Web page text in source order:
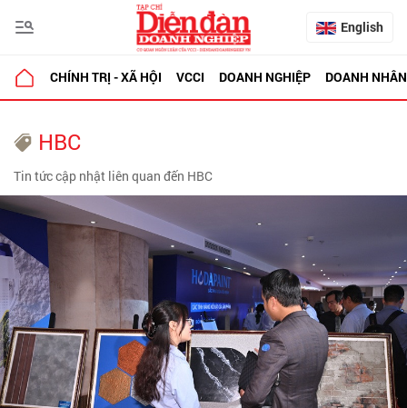
English
CHÍNH TRỊ - XÃ HỘI VCCI DOANH NGHIỆP DOANH NHÂN
HBC
Tin tức cập nhật liên quan đến HBC